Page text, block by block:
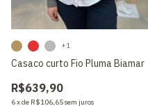
Casaco curto Fio Pluma Biamar
R$639,90
6xde R$106,65sem juros
+1